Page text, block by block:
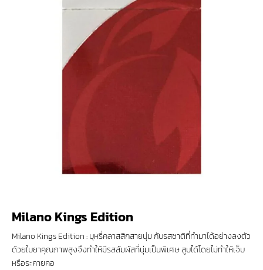
Milano Kings Edition
Milano Kings Edition : บุหรี่คลาสสิกสายนุ่ม กับรสชาติที่ทำมาได้อย่างลงตัว
ด้วยใบยาคุณภาพสูงจึงทำให้มีรสสัมผัสที่นุ่มเป็นพิเศษ สูบได้โดยไม่ทำให้เจ็บ
หรือระคายคอ